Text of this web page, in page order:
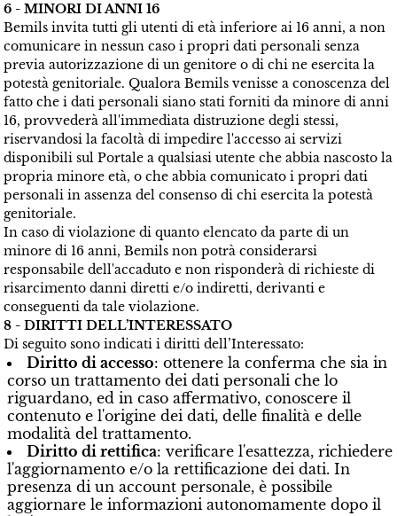
6 - MINORI DI ANNI 16
Bemils invita tutti gli utenti di età inferiore ai 16 anni, a non
comunicare in nessun caso i propri dati personali senza
previa autorizzazione di un genitore o di chi ne esercita la
potestà genitoriale. Qualora Bemils venisse a conoscenza del
fatto che i dati personali siano stati forniti da minore di anni
16, provvederà all'immediata distruzione degli stessi,
riservandosi la facoltà di impedire l'accesso ai servizi
disponibili sul Portale a qualsiasi utente che abbia nascosto la
propria minore età, o che abbia comunicato i propri dati
personali in assenza del consenso di chi esercita la potestà
genitoriale.
In caso di violazione di quanto elencato da parte di un
minore di 16 anni, Bemils non potrà considerarsi
responsabile dell'accaduto e non risponderà di richieste di
risarcimento danni diretti e/o indiretti, derivanti e
conseguenti da tale violazione.
8 - DIRITTI DELL’INTERESSATO
Di seguito sono indicati i diritti dell’Interessato:
Diritto di accesso: ottenere la conferma che sia in
corso un trattamento dei dati personali che lo
riguardano, ed in caso affermativo, conoscere il
contenuto e l'origine dei dati, delle finalità e delle
modalità del trattamento.
Diritto di rettifica: verificare l'esattezza, richiedere
l'aggiornamento e/o la rettificazione dei dati. In
presenza di un account personale, è possibile
aggiornare le informazioni autonomamente dopo il